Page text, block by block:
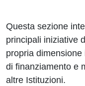
Questa sezione
principali iniziative
propria
di finanziamento e
altre Istituzioni.